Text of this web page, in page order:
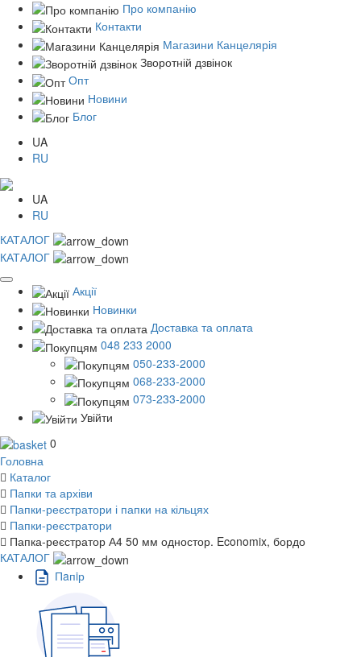
Про компанію
Контакти
Магазини Канцелярія
Зворотній дзвінок
Опт
Новини
Блог
UA
RU
UA
RU
КАТАЛОГ
КАТАЛОГ
Акції
Новинки
Доставка та оплата
048 233 2000
050-233-2000
068-233-2000
073-233-2000
Увійти
0
Головна
Каталог
Папки та архіви
Папки-реєстратори і папки на кільцях
Папки-реєстратори
Папка-реєстратор А4 50 мм одностор. Economix, бордо
КАТАЛОГ
Пaпiр